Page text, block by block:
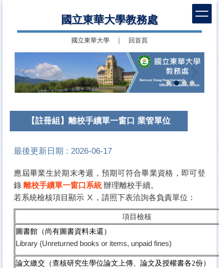
國立東華大學教務處
國立東華大學 回首頁
【註冊組】離校手續單一窗口 業管單位
最後更新日期 :2026-06-17
應屆畢業生於期末考週，預期可符合畢業資格， 即可登
錄離校手續單一窗口系統 辦理離校手續。
若系統檢核項目顯示 Ⅹ，請照下表洽詢各負責單位：
項目檢核
圖書館（尚有圖書資料未還）
Library (Unreturned books or items, unpaid fines)
論文繳交（查核研究生學位論文上傳、論文及授權書各2份）